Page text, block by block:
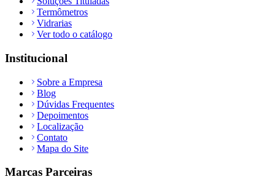
Termômetros
Vidrarias
Ver todo o catálogo
Institucional
Sobre a Empresa
Blog
Dúvidas Frequentes
Depoimentos
Localização
Contato
Mapa do Site
Marcas Parceiras